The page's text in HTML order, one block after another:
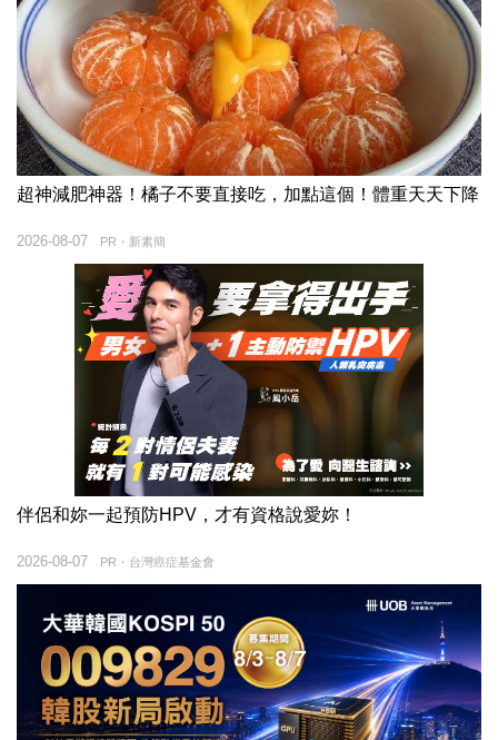
超神減肥神器！橘子不要直接吃，加點這個！體重天天下降
PR・新素簡
2026-08-07
伴侶和妳一起預防HPV，才有資格說愛妳！
PR・台灣癌症基金會
2026-08-07